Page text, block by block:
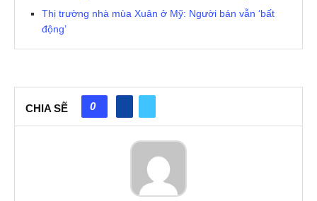
Thị trường nhà mùa Xuân ở Mỹ: Người bán vẫn ‘bất
động’
CHIA SẼ 0